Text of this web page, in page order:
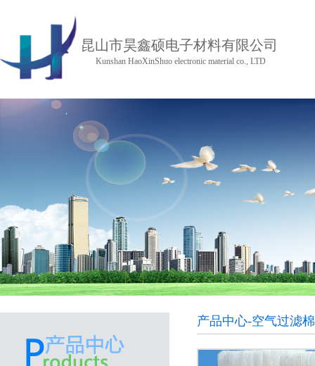
昆山市昊鑫硕电子材料有限公司
Kunshan HaoXinShuo electronic material co., LTD
产品中心-空气过滤